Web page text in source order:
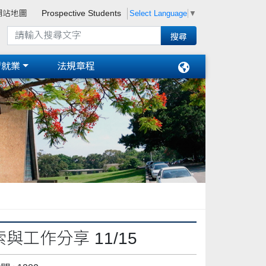
站地圖 Prospective Students Select Language ▼
業 法規章程
與工作分享 11/15